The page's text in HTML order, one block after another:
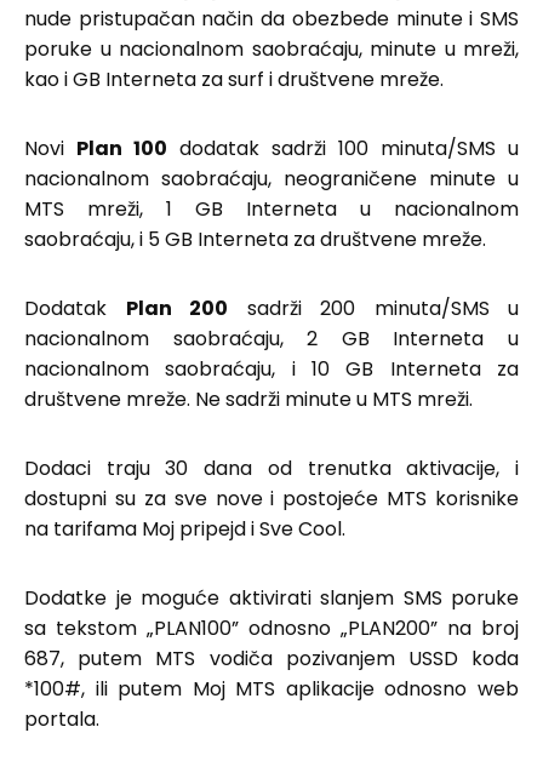
nude pristupačan način da obezbede minute i SMS
poruke u nacionalnom saobraćaju, minute u mreži,
kao i GB Interneta za surf i društvene mreže.
Novi Plan 100 dodatak sadrži 100 minuta/SMS u
nacionalnom saobraćaju, neograničene minute u
MTS mreži, 1 GB Interneta u nacionalnom
saobraćaju, i 5 GB Interneta za društvene mreže.
Dodatak Plan 200 sadrži 200 minuta/SMS u
nacionalnom saobraćaju, 2 GB Interneta u
nacionalnom saobraćaju, i 10 GB Interneta za
društvene mreže. Ne sadrži minute u MTS mreži.
Dodaci traju 30 dana od trenutka aktivacije, i
dostupni su za sve nove i postojeće MTS korisnike
na tarifama Moj pripejd i Sve Cool.
Dodatke je moguće aktivirati slanjem SMS poruke
sa tekstom „PLAN100” odnosno „PLAN200” na broj
687, putem MTS vodiča pozivanjem USSD koda
*100#, ili putem Moj MTS aplikacije odnosno web
portala.